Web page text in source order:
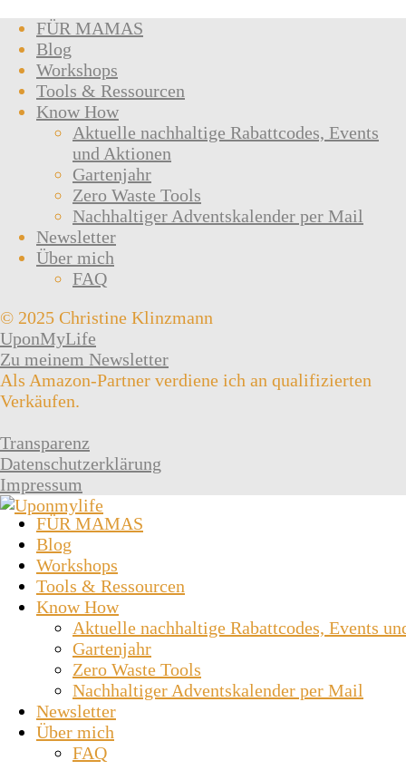
FÜR MAMAS
Blog
Workshops
Tools & Ressourcen
Know How
Aktuelle nachhaltige Rabattcodes, Events
und Aktionen
Gartenjahr
Zero Waste Tools
Nachhaltiger Adventskalender per Mail
Newsletter
Über mich
FAQ
© 2025 Christine Klinzmann
UponMyLife
Zu meinem Newsletter
Als Amazon-Partner verdiene ich an qualifizierten
Verkäufen.
Transparenz
Datenschutzerklärung
Impressum
FÜR MAMAS
Blog
Workshops
Tools & Ressourcen
Know How
Aktuelle nachhaltige Rabattcodes, Events
Gartenjahr
Zero Waste Tools
Nachhaltiger Adventskalender per Mail
Newsletter
Über mich
FAQ